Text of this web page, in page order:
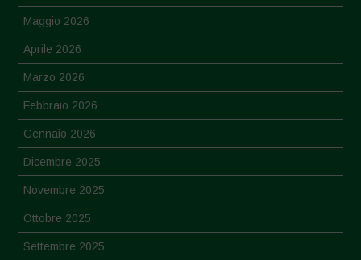
Maggio 2026
Aprile 2026
Marzo 2026
Febbraio 2026
Gennaio 2026
Dicembre 2025
Novembre 2025
Ottobre 2025
Settembre 2025